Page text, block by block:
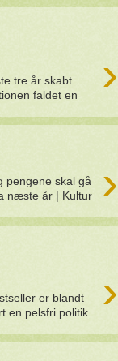
›
tre år skabt
faldet en
›
pengene skal gå
næste år | Kultur
›
er blandt
en pelsfri politik.